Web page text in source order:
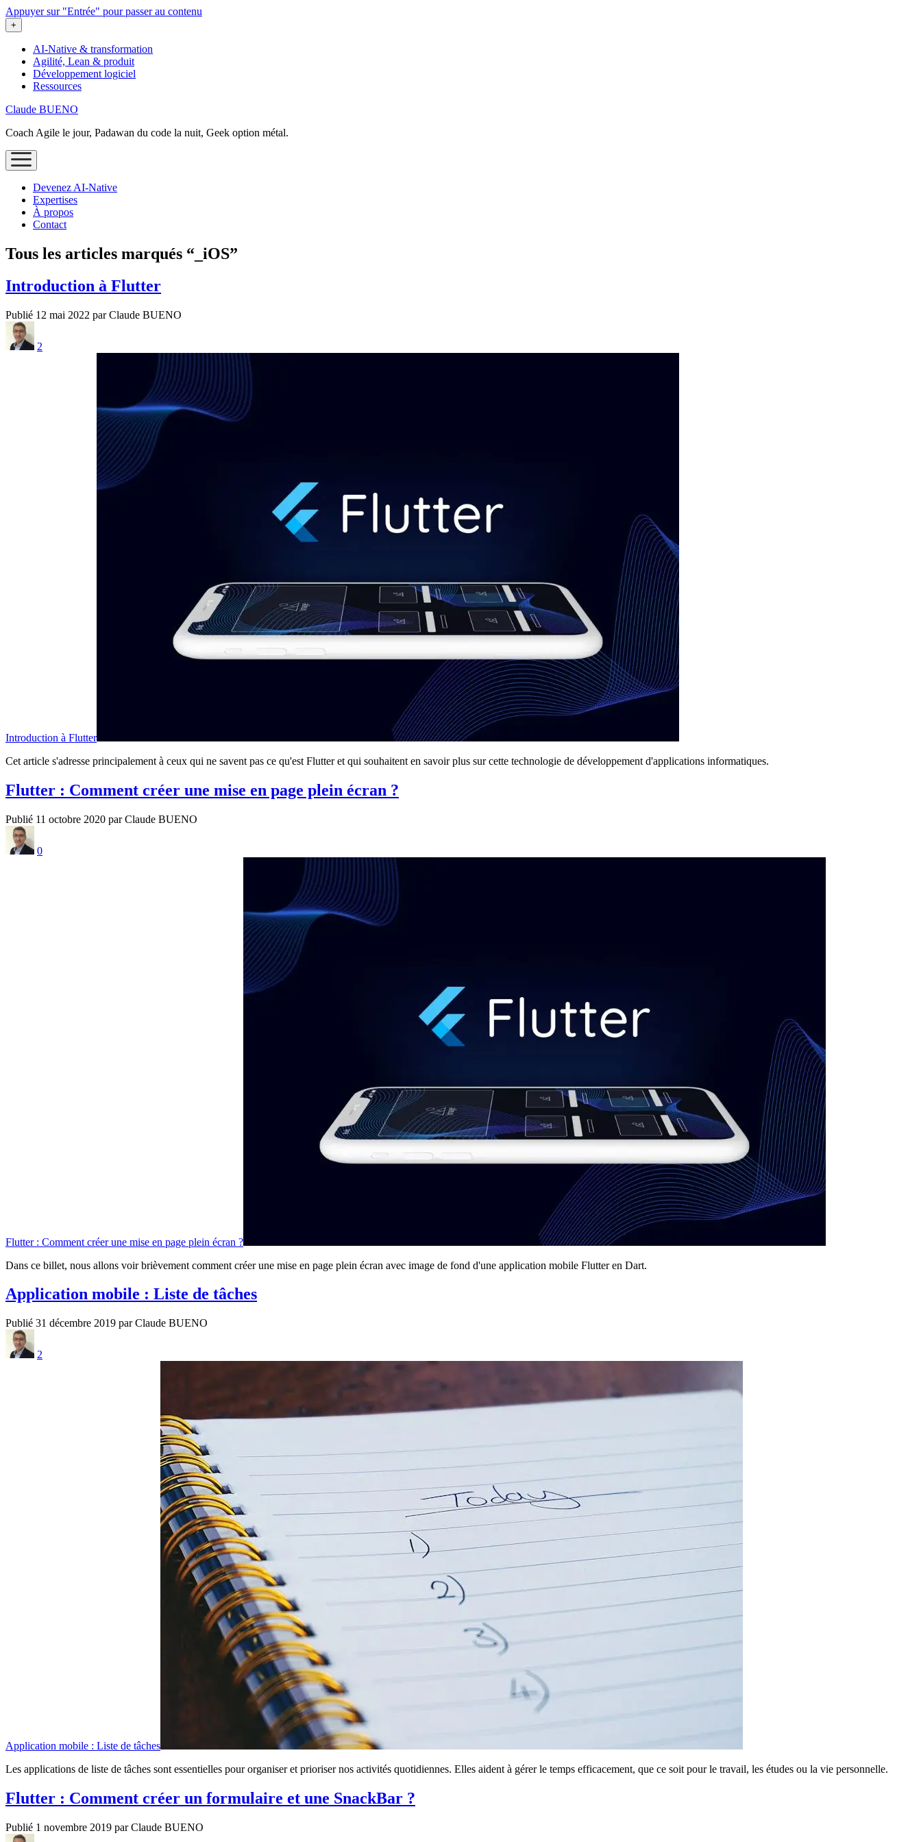
Appuyer sur "Entrée" pour passer au contenu
ouvrir
le
+
AI-Native & transformation
Agilité, Lean & produit
Développement logiciel
Ressources
Claude BUENO
Coach Agile le jour, Padawan du code la nuit, Geek option métal.
ouvrir
le
Devenez AI‑Native
Expertises
À propos
Contact
Tous les articles marqués “_iOS”
Introduction à Flutter
Publié 12 mai 2022 par Claude BUENO
2
Introduction à Flutter
Cet article s'adresse principalement à ceux qui ne savent pas ce qu'est Flutter et qui souhaitent en savoir plus sur cette technologie de développement d'applications informatiques.
Flutter : Comment créer une mise en page plein écran ?
Publié 11 octobre 2020 par Claude BUENO
0
Flutter : Comment créer une mise en page plein écran ?
Dans ce billet, nous allons voir brièvement comment créer une mise en page plein écran avec image de fond d'une application mobile Flutter en Dart.
Application mobile : Liste de tâches
Publié 31 décembre 2019 par Claude BUENO
2
Application mobile : Liste de tâches
Les applications de liste de tâches sont essentielles pour organiser et prioriser nos activités quotidiennes. Elles aident à gérer le temps efficacement, que ce soit pour le travail, les études ou la vie personnelle.
Flutter : Comment créer un formulaire et une SnackBar ?
Publié 1 novembre 2019 par Claude BUENO